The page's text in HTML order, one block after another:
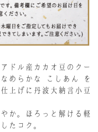
ドル産カカオ豆のクー
めらかな｢こしあん｣を
上げに丹波大納言小豆
か。ほろっと解ける軽
たコク。